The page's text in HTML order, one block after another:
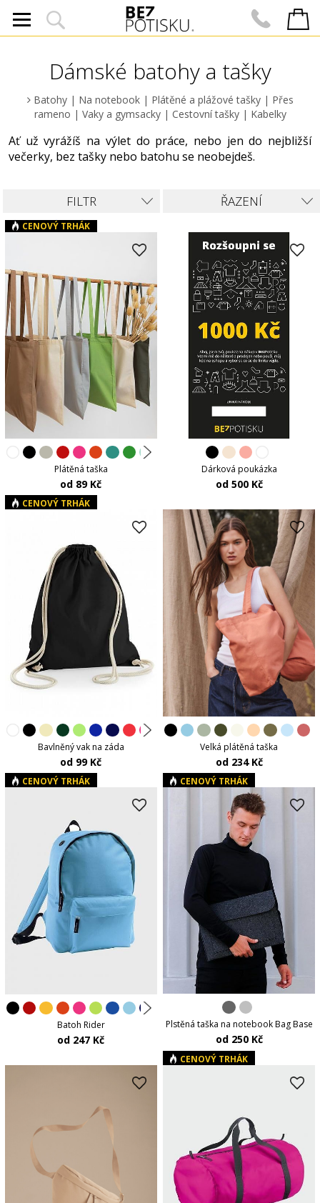
Dámské batohy a tašky
Batohy| Na notebook| Plátěné a plážové tašky| Přes
rameno | Vaky a gymsacky| Cestovní tašky| Kabelky
Ať už vyrážíš na výlet do práce, nebo jen do nejbližší
večerky, bez tašky nebo batohu se neobejdeš.
ŘAZENÍ
FILTR
CENOVÝ TRHÁK
Plátěná taška
od 89 Kč
Dárková poukázka
od 500 Kč
CENOVÝ TRHÁK
Bavlněný vak na záda
od 99 Kč
Velká plátěná taška
od 234 Kč
CENOVÝ TRHÁK
Batoh Rider
od 247 Kč
CENOVÝ TRHÁK
Plstěná taška na notebook Bag Base
od 250 Kč
CENOVÝ TRHÁK